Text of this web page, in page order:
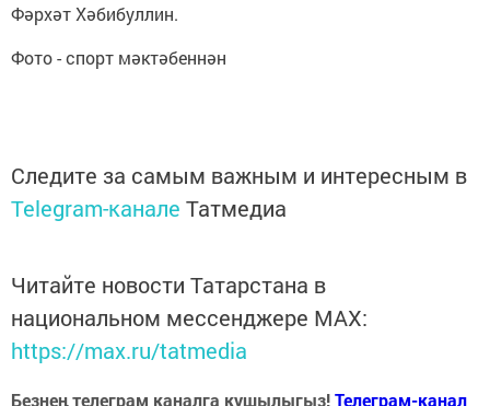
Фәрхәт Хәбибуллин.
Фото - спорт мәктәбеннән
Следите за самым важным и интересным в
Telegram-канале Татмедиа
Читайте новости Татарстана в
национальном мессенджере MАХ:
https://max.ru/tatmedia
Безнең телеграм каналга кушылыгыз!Телеграм-канал